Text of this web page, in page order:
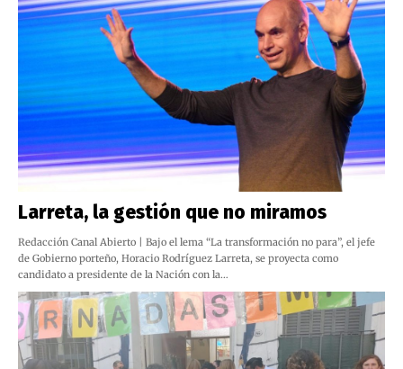
Larreta, la gestión que no miramos
Redacción Canal Abierto | Bajo el lema “La transformación no para”, el jefe
de Gobierno porteño, Horacio Rodríguez Larreta, se proyecta como
candidato a presidente de la Nación con la…